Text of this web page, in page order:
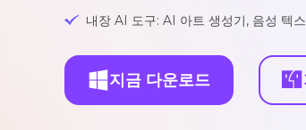
내장 AI 도구: AI 아트 생성기, 음성 텍
지금 다운로드